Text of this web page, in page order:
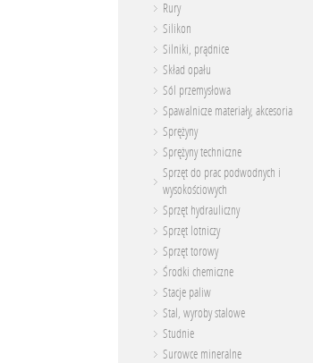
Rury
Silikon
Silniki, prądnice
Skład opału
Sól przemysłowa
Spawalnicze materiały, akcesoria
Sprężyny
Sprężyny techniczne
Sprzęt do prac podwodnych i
wysokościowych
Sprzęt hydrauliczny
Sprzęt lotniczy
Sprzęt torowy
Środki chemiczne
Stacje paliw
Stal, wyroby stalowe
Studnie
Surowce mineralne